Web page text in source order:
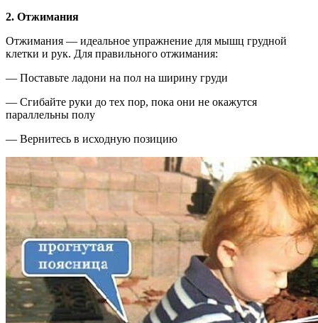
2. Отжимания
Отжимания — идеальное упражнение для мышц грудной
клетки и рук. Для правильного отжимания:
— Поставьте ладони на пол на ширину груди
— Сгибайте руки до тех пор, пока они не окажутся
параллельны полу
— Вернитесь в исходную позицию